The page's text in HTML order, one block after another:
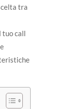
tra
tuo call